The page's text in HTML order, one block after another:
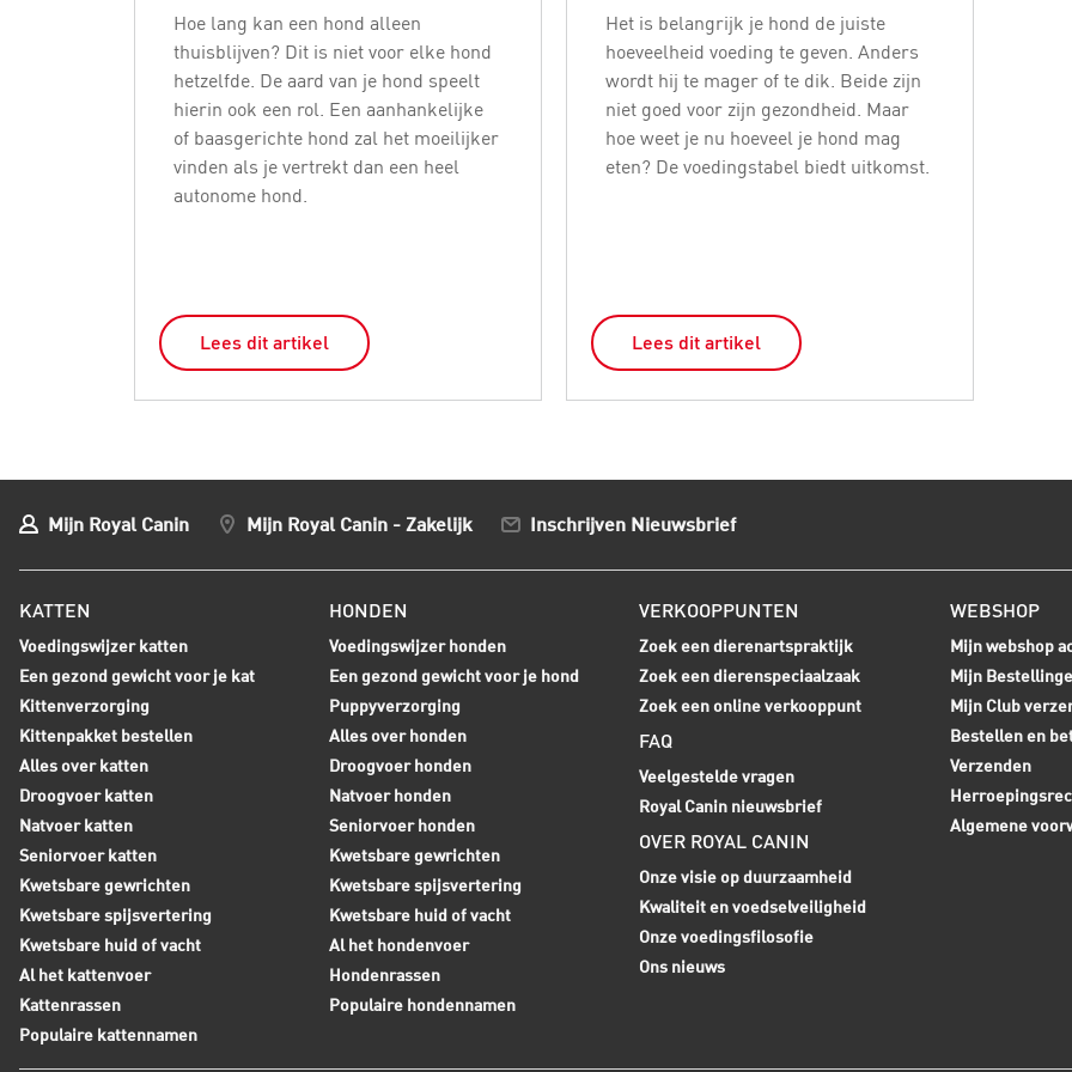
Hoe lang kan een hond alleen
thuisblijven? Dit is niet voor elke hond
hetzelfde. De aard van je hond speelt
hierin ook een rol. Een aanhankelijke
of baasgerichte hond zal het moeilijker
vinden als je vertrekt dan een heel
autonome hond.
Lees dit artikel
Het is belangrijk je hond de juiste
hoeveelheid voeding te geven. Anders
wordt hij te mager of te dik. Beide zijn
niet goed voor zijn gezondheid. Maar
hoe weet je nu hoeveel je hond mag
eten? De voedingstabel biedt uitkomst.
Lees dit artikel
Mijn Royal Canin Mijn Royal Canin - Zakelijk Inschrijven Nieuwsbrief
KATTEN
Voedingswijzer katten
Een gezond gewicht voor je kat
Kittenverzorging
Kittenpakket bestellen
Alles over katten
Droogvoer katten
Natvoer katten
Seniorvoer katten
Kwetsbare gewrichten
Kwetsbare spijsvertering
Kwetsbare huid of vacht
Al het kattenvoer
Kattenrassen
Populaire kattennamen
HONDEN
Voedingswijzer honden
Een gezond gewicht voor je hond
Puppyverzorging
Alles over honden
Droogvoer honden
Natvoer honden
Seniorvoer honden
Kwetsbare gewrichten
Kwetsbare spijsvertering
Kwetsbare huid of vacht
Al het hondenvoer
Hondenrassen
Populaire hondennamen
VERKOOPPUNTEN
Zoek een dierenartspraktijk
Zoek een dierenspeciaalzaak
Zoek een online verkooppunt
FAQ
Veelgestelde vragen
Royal Canin nieuwsbrief
OVER ROYAL CANIN
Onze visie op duurzaamheid
Kwaliteit en voedselveiligheid
Onze voedingsfilosofie
Ons nieuws
WEBSHOP
Mijn webshop
Mijn
Mijn Club
Bestellen en
Verzenden
Algemene